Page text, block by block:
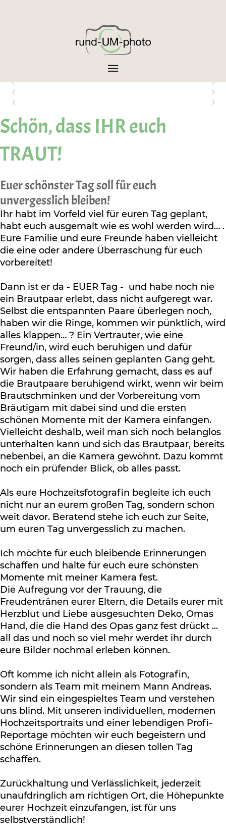
Schön, dass IHR euch
TRAUT!
Euer schönster Tag soll für euch
unvergesslich bleiben!
Ihr habt im Vorfeld viel für euren Tag geplant,
habt euch ausgemalt wie es wohl werden wird… .
Eure Familie und eure Freunde haben vielleicht
die eine oder andere Überraschung für euch
vorbereitet!
Dann ist er da - EUER Tag - und habe noch nie
ein Brautpaar erlebt, dass nicht aufgeregt war.
Selbst die entspannten Paare überlegen noch,
haben wir die Ringe, kommen wir pünktlich, wird
alles klappen… ? Ein Vertrauter, wie eine
Freund/in, wird euch beruhigen und dafür
sorgen, dass alles seinen geplanten Gang geht.
Wir haben die Erfahrung gemacht, dass es auf
die Brautpaare beruhigend wirkt, wenn wir beim
Brautschminken und der Vorbereitung vom
Bräutigam mit dabei sind und die ersten
schönen Momente mit der Kamera einfangen.
Vielleicht deshalb, weil man sich noch belanglos
unterhalten kann und sich das Brautpaar, bereits
nebenbei, an die Kamera gewöhnt. Dazu kommt
noch ein prüfender Blick, ob alles passt.
Als eure Hochzeitsfotografin begleite ich euch
nicht nur an eurem großen Tag, sondern schon
weit davor. Beratend stehe ich euch zur Seite,
um euren Tag unvergesslich zu machen.
Ich möchte für euch bleibende Erinnerungen
schaffen und halte für euch eure schönsten
Momente mit meiner Kamera fest.
Die Aufregung vor der Trauung, die
Freudentränen eurer Eltern, die Details eurer mit
Herzblut und Liebe ausgesuchten Deko, Omas
Hand, die die Hand des Opas ganz fest drückt ...
all das und noch so viel mehr werdet ihr durch
eure Bilder nochmal erleben können.
Oft komme ich nicht allein als Fotografin,
sondern als Team mit meinem Mann Andreas.
Wir sind ein eingespieltes Team und verstehen
uns blind. Mit unseren individuellen, modernen
Hochzeitsportraits und einer lebendigen Profi-
Reportage möchten wir euch begeistern und
schöne Erinnerungen an diesen tollen Tag
schaffen.
Zurückhaltung und Verlässlichkeit, jederzeit
unaufdringlich am richtigen Ort, die Höhepunkte
eurer Hochzeit einzufangen, ist für uns
selbstverständlich!